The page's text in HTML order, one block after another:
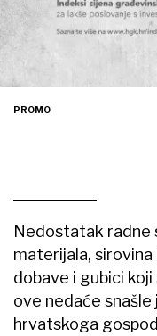
PROMO
Nedostatak radne
materijala,
dobave i gubici
ove nedaće
hrvatskoga